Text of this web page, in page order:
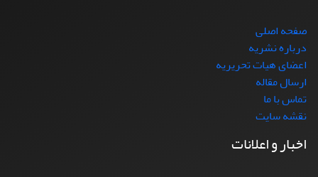
صفحه اصلی
درباره نشریه
اعضای هیات تحریریه
ارسال مقاله
تماس با ما
نقشه سایت
اخبار و اعلانات